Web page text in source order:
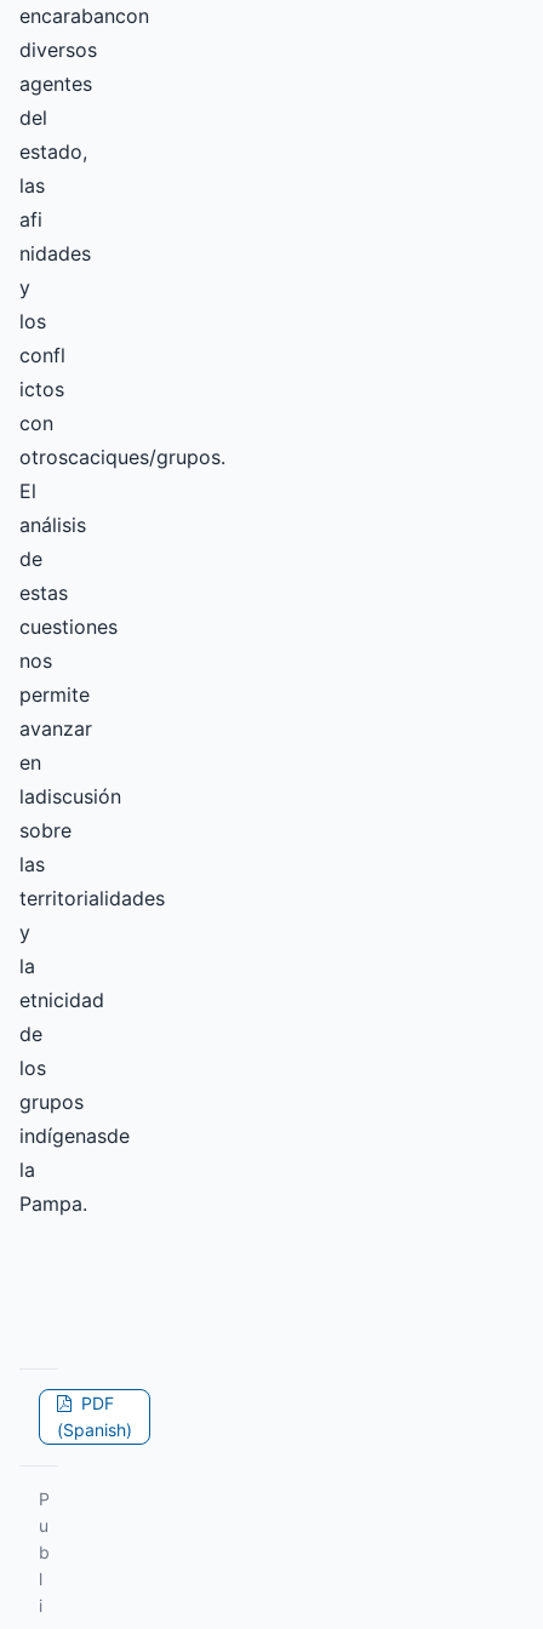
encarabancon
diversos
agentes
del
estado,
las
afi
nidades
y
los
confl
ictos
con
otroscaciques/grupos.
El
análisis
de
estas
cuestiones
nos
permite
avanzar
en
ladiscusión
sobre
las
territorialidades
y
la
etnicidad
de
los
grupos
indígenasde
la
Pampa.
PDF
(Spanish)
P
u
b
l
i